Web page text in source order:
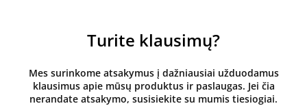
Turite klausimų?
Mes surinkome atsakymus į dažniausiai užduodamus
klausimus apie mūsų produktus ir paslaugas. Jei čia
nerandate atsakymo, susisiekite su mumis tiesiogiai.